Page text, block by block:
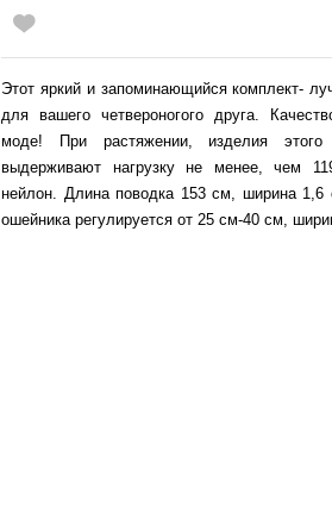
Этот яркий и запоминающийся комплект-
для вашего четвероногого друга.
моде! При растяжении, изделия этого
выдерживают нагрузку не менее, чем
нейлон. Длина поводка 153 см, ширина 1,6
ошейника регулируется от 25 см-40 см,